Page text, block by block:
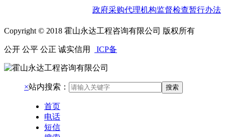
政府采购代理机构监督检查暂行办法
Copyright © 2018 霍山永达工程咨询有限公司 版权所有
公开 公平 公正 诚实信用 ICP备
×站内搜索： 搜索
首页
电话
短信